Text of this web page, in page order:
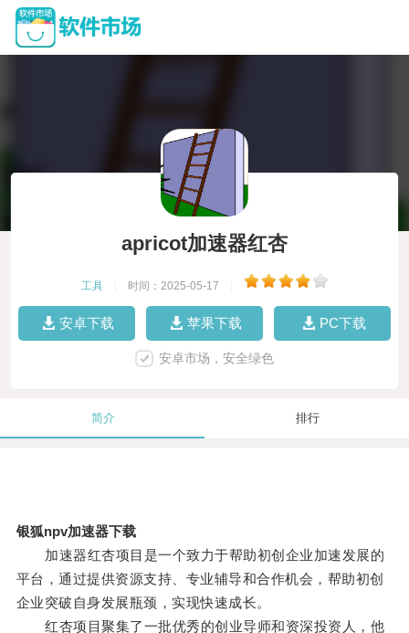
apricot加速器红杏
工具 时间：2025-05-17
安卓下载 苹果下载 PC下载
安卓市场，安全绿色
简介 排行
银狐npv加速器下载
加速器红杏项目是一个致力于帮助初创企业加速发展的
平台，通过提供资源支持、专业辅导和合作机会，帮助初创
企业突破自身发展瓶颈，实现快速成长。
红杏项目聚集了一批优秀的创业导师和资深投资人，他